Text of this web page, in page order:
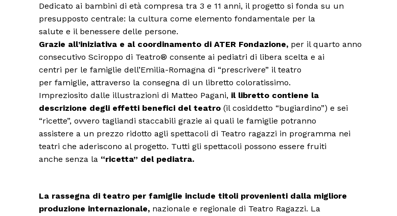
Condividi
Canale TV 70/80/90
Dedicato ai bambini di età compresa tra 3 e 11 anni, il progetto si fonda su un
presupposto centrale: la cultura come elemento fondamentale per la
salute e il benessere delle persone.
Grazie all’iniziativa e al coordinamento di ATER Fondazione, per il quarto anno
consecutivo Sciroppo di Teatro® consente ai pediatri di libera scelta e ai
centri per le famiglie dell’Emilia-Romagna di “prescrivere” il teatro
per famiglie, attraverso la consegna di un libretto coloratissimo.
Impreziosito dalle illustrazioni di Matteo Pagani, il libretto contiene la
descrizione degli effetti benefici del teatro (il cosiddetto “bugiardino”) e sei
“ricette”, ovvero tagliandi staccabili grazie ai quali le famiglie potranno
assistere a un prezzo ridotto agli spettacoli di Teatro ragazzi in programma nei
teatri che aderiscono al progetto. Tutti gli spettacoli possono essere fruiti
anche senza la “ricetta” del pediatra.
La rassegna di teatro per famiglie include titoli provenienti dalla migliore
produzione internazionale, nazionale e regionale di Teatro Ragazzi. La